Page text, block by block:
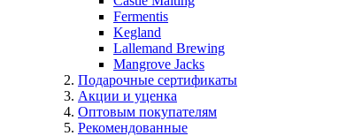
Fermentis
Kegland
Lallemand Brewing
Mangrove Jacks
Подарочные сертификаты
Акции и уценка
Оптовым покупателям
Рекомендованные